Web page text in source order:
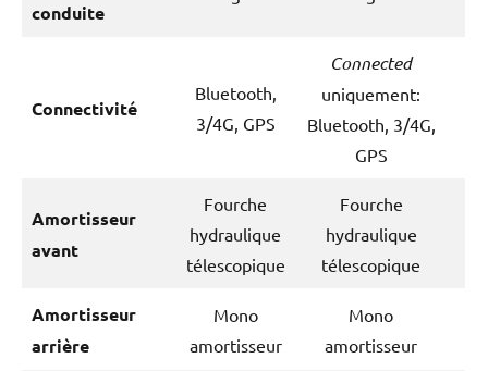
conduite
Connectivité
Bluetooth,
3/4G, GPS
Connected
uniquement:
Bluetooth, 3/4G,
GPS
Amortisseur
avant
Fourche
hydraulique
télescopique
Fourche
hydraulique
télescopique
Amortisseur
arrière
Mono
amortisseur
Mono
amortisseur